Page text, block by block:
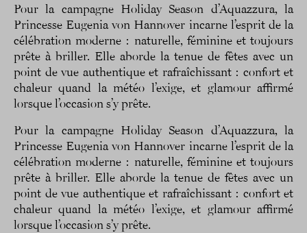
Pour la campagne Holiday Season d’Aquazzura, la
Princesse Eugenia von Hannover incarne l’esprit de la
célébration moderne : naturelle, féminine et toujours
prête à briller. Elle aborde la tenue de fêtes avec un
point de vue authentique et rafraîchissant : confort et
chaleur quand la météo l’exige, et glamour affirmé
lorsque l’occasion s’y prête.
Pour la campagne Holiday Season d’Aquazzura, la
Princesse Eugenia von Hannover incarne l’esprit de la
célébration moderne : naturelle, féminine et toujours
prête à briller. Elle aborde la tenue de fêtes avec un
point de vue authentique et rafraîchissant : confort et
chaleur quand la météo l’exige, et glamour affirmé
lorsque l’occasion s’y prête.